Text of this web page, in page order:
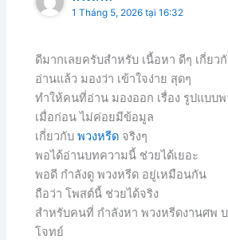
1 Tháng 5, 2026 tại 16:32
ดีมากเลยครับสำหรับ เนื้อหา ดีๆ เกี่ยว
อ่านแล้ว มองว่า เข้าใจง่าย สุดๆ
ทำให้คนที่อ่าน มองออก เรื่อง รูปแบบ
เมื่อก่อน ไม่ค่อยมีข้อมูล
เกี่ยวกับพวงหรีด จริงๆ
พอได้อ่านบทความนี้ ช่วยได้เยอะ
พอดี กำลังดู พวงหรีด อยู่เหมือนกัน
ถือว่า โพสต์นี้ ช่วยได้จริง
สำหรับคนที่ กำลังหา พวงหรีดงานศพ
โจทย์